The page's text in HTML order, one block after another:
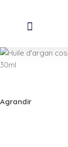
Agrandir